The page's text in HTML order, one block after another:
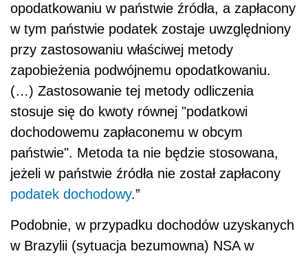
opodatkowaniu w państwie źródła, a zapłacony
w tym państwie podatek zostaje uwzględniony
przy zastosowaniu właściwej metody
zapobieżenia podwójnemu opodatkowaniu.
(…) Zastosowanie tej metody odliczenia
stosuje się do kwoty równej "podatkowi
dochodowemu zapłaconemu w obcym
państwie". Metoda ta nie będzie stosowana,
jeżeli w państwie źródła nie został zapłacony
podatek dochodowy.”
Podobnie, w przypadku dochodów uzyskanych
w Brazylii (sytuacja bezumowna) NSA w